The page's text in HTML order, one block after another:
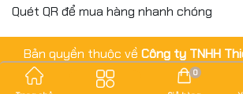
Quét QR để mua hàng nhanh chóng
Bản quyền thuộc về Công ty TNHH
Ngọc Thọ
0